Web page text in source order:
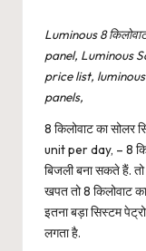
Luminous 8
panel, Luminous
price list,
panels,
8 किलोवाट का सोलर
unit per day, – 8
बिजली बना सकते हैं.
खपत तो 8 किलोवाट
इतना बड़ा सिस्टम
लगता है.